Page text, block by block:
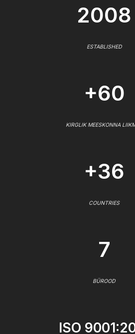
2008
ESTABLISHED
+60
KIRGLIK MEESKONNA
+36
COUNTRIES
7
BÜROOD
ISO